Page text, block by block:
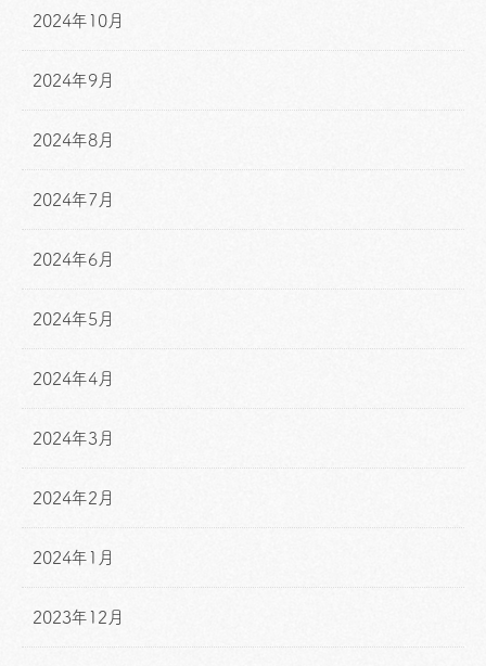
2024年10月
2024年9月
2024年8月
2024年7月
2024年6月
2024年5月
2024年4月
2024年3月
2024年2月
2024年1月
2023年12月